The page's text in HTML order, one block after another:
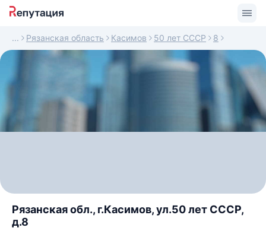
Рязанская область Касимов 50 лет СССР 8
Рязанская обл., г.Касимов, ул.50 лет СССР,
д.8